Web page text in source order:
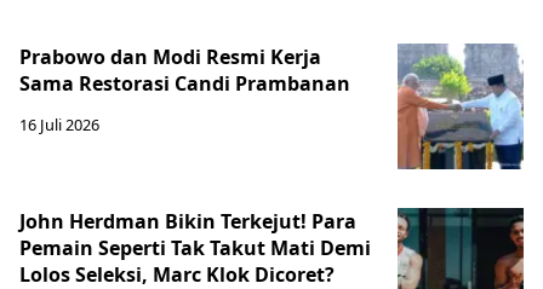
Prabowo dan Modi Resmi Kerja
Sama Restorasi Candi Prambanan
16 Juli 2026
John Herdman Bikin Terkejut! Para
Pemain Seperti Tak Takut Mati Demi
Lolos Seleksi, Marc Klok Dicoret?